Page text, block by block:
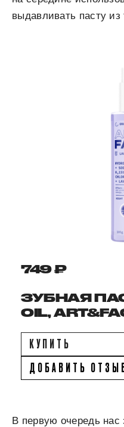
выдавливать пасту из
749 ₽
ЗУБНАЯ
OIL,
КУПИТЬ
ДОБАВИТЬ
В первую очередь нас